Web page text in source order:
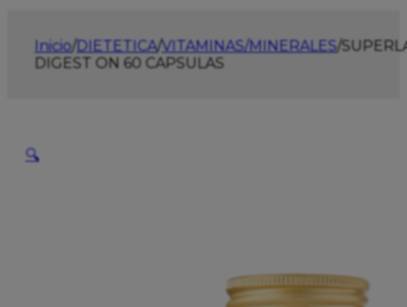
Inicio/DIETETICA/VITAMINAS/MINERALES/
DIGEST ON 60 CAPSULAS
🔍